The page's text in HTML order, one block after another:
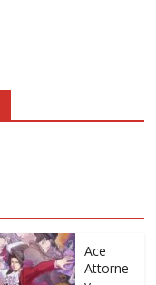
Ace
Attorne